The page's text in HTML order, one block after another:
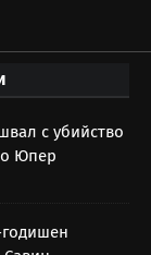
с убийство
Юпер